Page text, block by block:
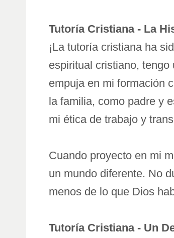
Tutoría Cristiana - La
¡La tutoría cristiana ha
espiritual cristiano,
empuja en mi formación
la familia, como padre y
mi ética de trabajo y
Cuando proyecto en mi
un mundo diferente. No
menos de lo que Dios
Tutoría Cristiana - Un